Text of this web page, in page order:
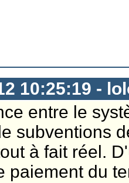
10:25:19 -
entre le
subventions
à fait réel.
paiement du